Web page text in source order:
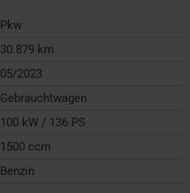
Pkw
30.879 km
05/2023
Gebrauchtwagen
100 kW / 136 PS
1500 ccm
Benzin